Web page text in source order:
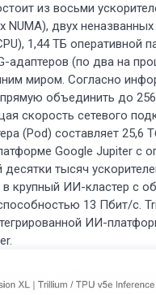
из восьми
NUMA), двух
1,44 ТБ оперативной
адаптеров (по два на
миром. Согласно
объединить до 256
скорость сетевого
(Pod) составляет 25,6
Google Jupiter с
тысяч
крупный ИИ-кластер с
13 Пбит/с.
ИИ-